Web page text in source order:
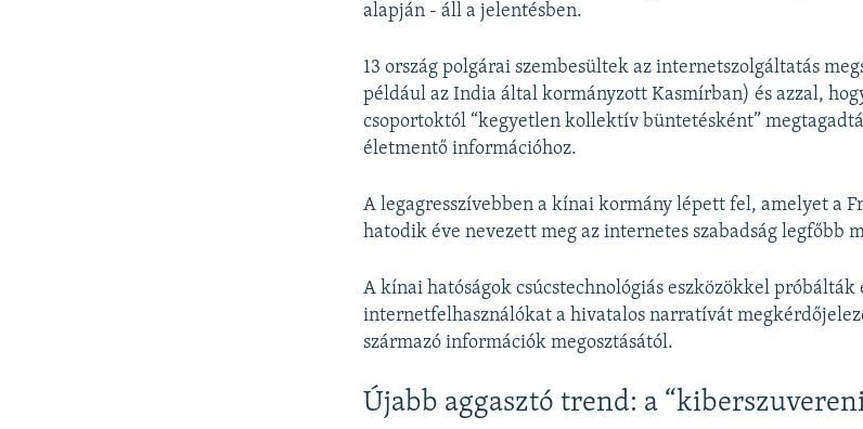
alapján - áll a jelentésben.
13 ország polgárai szembesültek az internetszolgáltatás
például az India által kormányzott Kasmírban) és azzal,
csoportoktól “kegyetlen kollektív büntetésként”
életmentő információhoz.
A legagresszívebben a kínai kormány lépett fel, amelyet a
hatodik éve nevezett meg az internetes szabadság legfőbb
A kínai hatóságok csúcstechnológiás eszközökkel
internetfelhasználókat a hivatalos narratívát
származó információk megosztásától.
Újabb aggasztó trend: a